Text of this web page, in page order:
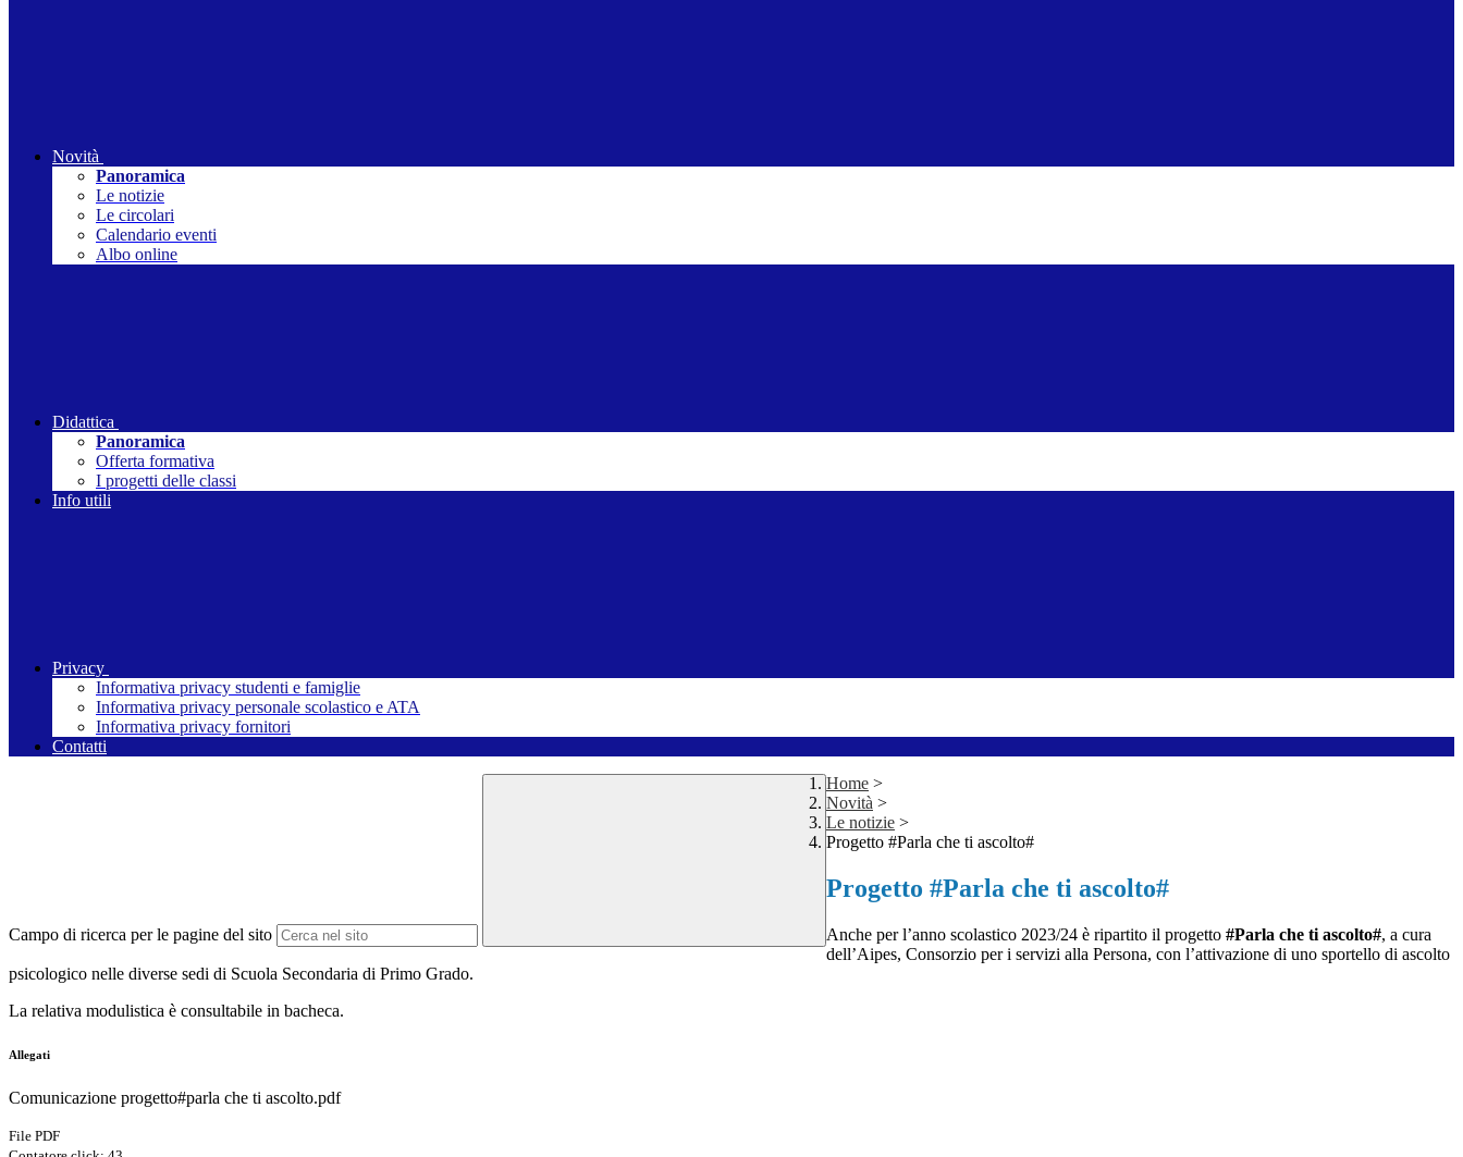
Novità
Panoramica
Le notizie
Le circolari
Calendario eventi
Albo online
Didattica
Panoramica
Offerta formativa
I progetti delle classi
Info utili
Privacy
Informativa privacy studenti e famiglie
Informativa privacy personale scolastico e ATA
Informativa privacy fornitori
Contatti
Campo di ricerca per le pagine del sito
Home >
Novità >
Le notizie >
Progetto #Parla che ti ascolto#
Progetto #Parla che ti ascolto#
Anche per l’anno scolastico 2023/24 è ripartito il progetto #Parla che ti ascolto#, a cura
dell’Aipes, Consorzio per i servizi alla Persona, con l’attivazione di uno sportello di ascolto
psicologico nelle diverse sedi di Scuola Secondaria di Primo Grado.
La relativa modulistica è consultabile in bacheca.
Allegati
Comunicazione progetto#parla che ti ascolto.pdf
File PDF